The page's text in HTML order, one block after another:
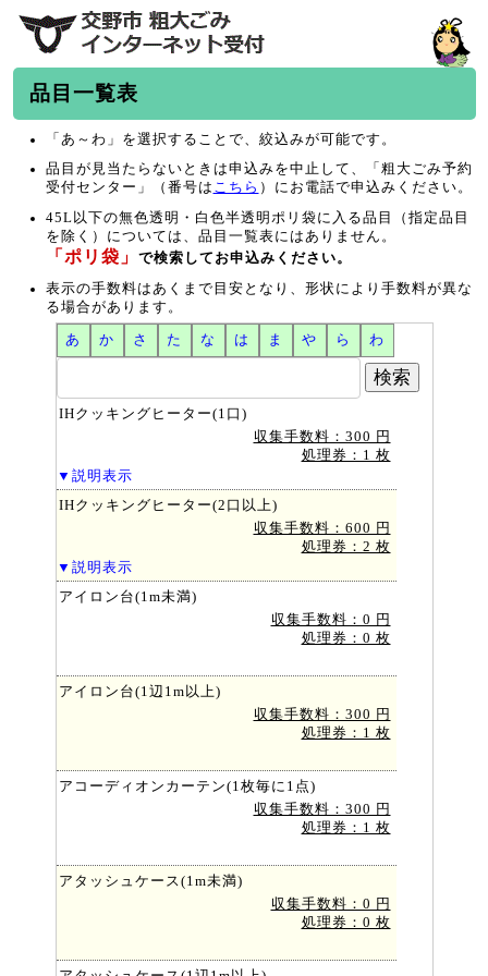
品目一覧表
「あ～わ」を選択することで、絞込みが可能です。
品目が見当たらないときは申込みを中止して、「粗大ごみ予約
受付センター」（番号は こちら ）にお電話で申込みください。
45L以下の無色透明・白色半透明ポリ袋に入る品目（指定品目
を除く）については、品目一覧表にはありません。
「ポリ袋」 で検索してお申込みください。
表示の手数料はあくまで目安となり、形状により手数料が異な
る場合があります。
あ か さ た な は ま や ら わ
IHクッキングヒーター(1口)
収集手数料：300 円
処理券：1 枚
▼説明表示
IHクッキングヒーター(2口以上)
収集手数料：600 円
処理券：2 枚
▼説明表示
アイロン台(1m未満)
収集手数料：0 円
処理券：0 枚
アイロン台(1辺1m以上)
収集手数料：300 円
処理券：1 枚
アコーディオンカーテン(1枚毎に1点)
収集手数料：300 円
処理券：1 枚
アタッシュケース(1m未満)
収集手数料：0 円
処理券：0 枚